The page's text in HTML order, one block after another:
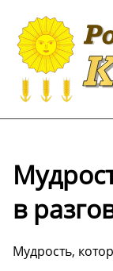
в
Мудрость,